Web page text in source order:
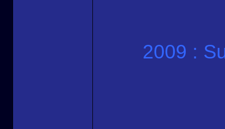
2009 :